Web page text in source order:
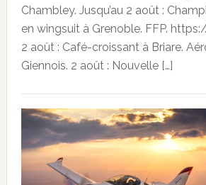
Chambley. Jusqu’au 2 août :
en wingsuit à Grenoble. FFP.
2 août : Café-croissant à Briare.
Giennois. 2 août : Nouvelle […]